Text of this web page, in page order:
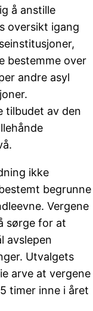
å anstille
oversikt igang
bestemme over
andre asyl
tilbudet av den
ikke
begrunne
Vergene
sørge for at
avslepen
Utvalgets
arve at vergene
timer inne i året